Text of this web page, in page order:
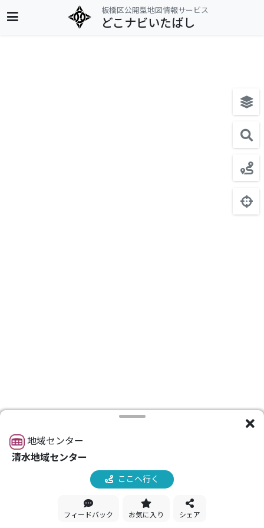
板橋区公開型地図情報サービス
どこナビいたばし
地域センター
清水地域センター
ここへ行く
フィードバック お気に入り シェア